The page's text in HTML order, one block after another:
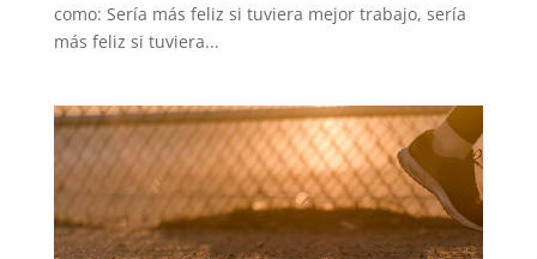
como: Sería más feliz si tuviera mejor trabajo, sería
más feliz si tuviera...